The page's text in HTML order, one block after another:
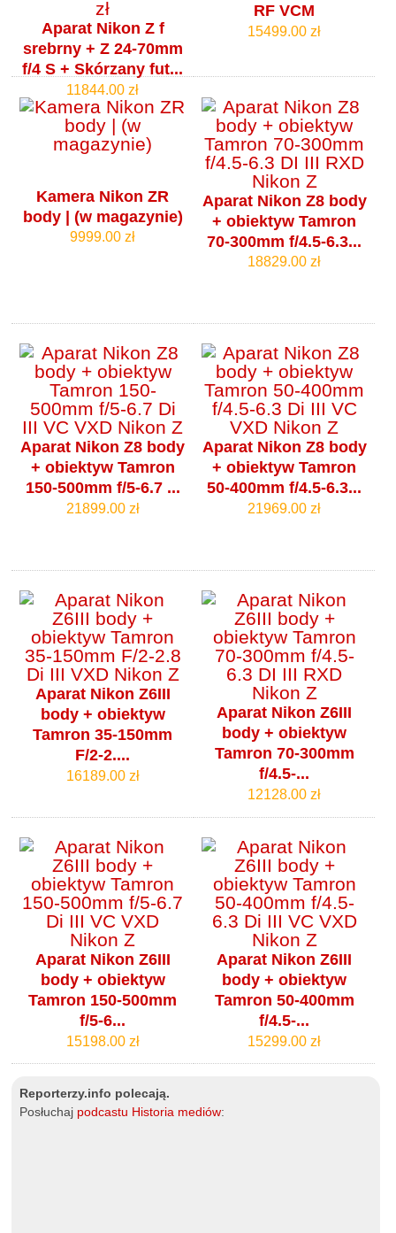
Aparat Nikon Z f
srebrny + Z 24-70mm
f/4 S + Skórzany fut...
11844.00 zł
RF VCM
15499.00 zł
Kamera Nikon ZR
body | (w magazynie)
9999.00 zł
Aparat Nikon Z8 body
+ obiektyw Tamron
70-300mm f/4.5-6.3...
18829.00 zł
Aparat Nikon Z8 body
+ obiektyw Tamron
150-500mm f/5-6.7 ...
21899.00 zł
Aparat Nikon Z8 body
+ obiektyw Tamron
50-400mm f/4.5-6.3...
21969.00 zł
Aparat Nikon Z6III
body + obiektyw
Tamron 35-150mm
F/2-2....
16189.00 zł
Aparat Nikon Z6III
body + obiektyw
Tamron 70-300mm
f/4.5-...
12128.00 zł
Aparat Nikon Z6III
body + obiektyw
Tamron 150-500mm
f/5-6...
15198.00 zł
Aparat Nikon Z6III
body + obiektyw
Tamron 50-400mm
f/4.5-...
15299.00 zł
Reporterzy.info polecają.
Posłuchaj podcastu Historia mediów: